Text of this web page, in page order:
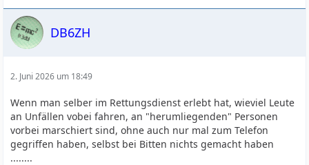
DB6ZH
2. Juni 2026 um 18:49
Wenn man selber im Rettungsdienst erlebt hat, wieviel Leute
an Unfällen vobei fahren, an "herumliegenden" Personen
vorbei marschiert sind, ohne auch nur mal zum Telefon
gegriffen haben, selbst bei Bitten nichts gemacht haben
........